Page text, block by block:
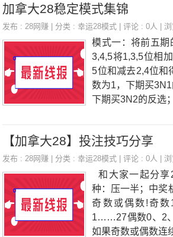
设蛋蛋网站每天有
金蛋就有100万。
式，如果赢，回
在前面
加拿大28稳定模式集锦
发布 :28网赚 | 分类 :幸运28模式 | 评论 : 0人 |
模式一：将前五期
3,4,5将1,3,5位相
5位和减去2,4位和
数为1，下期买3N1
下期买3N2的反选
注）第一期：3N0
反选*5第三期：
推这种算法比较稳
荐玩家们用来自
倍投，盈利在50%
自动投注）全包
期：3456尾第二
【加拿大28】投注技巧分享
发布 :28网赚 | 分类 :幸运28模式 | 评论 : 0人 |
和大家一起分
种：压一半；中奖
奇数或偶数!奇
1……27偶数0、2
如果奇数或偶数连